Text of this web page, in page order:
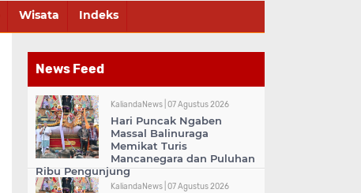
Wisata Indeks
News Feed
KaliandaNews | 07 Agustus 2026
Hari Puncak Ngaben
Massal Balinuraga
Memikat Turis
Mancanegara dan Puluhan
Ribu Pengunjung
KaliandaNews | 07 Agustus 2026